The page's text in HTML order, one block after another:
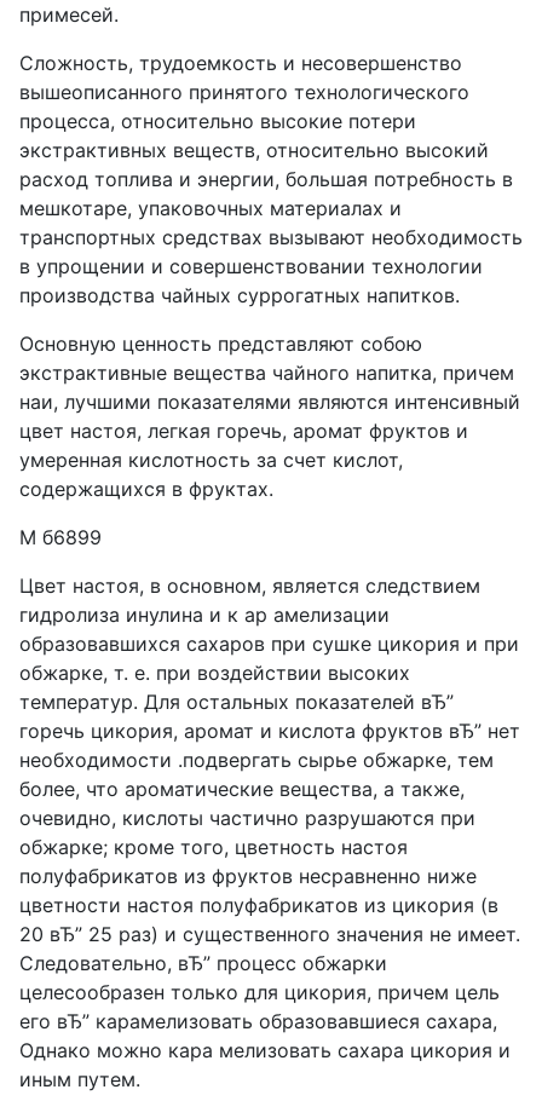
примесей.
Сложность, трудоемкость и несовершенство
вышеописанного принятого технологического
процесса, относительно высокие потери
экстрактивных веществ, относительно высокий
расход топлива и энергии, большая потребность в
мешкотаре, упаковочных материалах и
транспортных средствах вызывают необходимость
в упрощении и совершенствовании технологии
производства чайных суррогатных напитков.
Основную ценность представляют собою
экстрактивные вещества чайного напитка, причем
наи, лучшими показателями являются интенсивный
цвет настоя, легкая горечь, аромат фруктов и
умеренная кислотность за счет кислот,
содержащихся в фруктах.
М б6899
Цвет настоя, в основном, является следствием
гидролиза инулина и к ар амелизации
образовавшихся сахаров при сушке цикория и при
обжарке, т. е. при воздействии высоких
температур. Для остальных показателей вЂ”
горечь цикория, аромат и кислота фруктов вЂ” нет
необходимости .подвергать сырье обжарке, тем
более, что ароматические вещества, а также,
очевидно, кислоты частично разрушаются при
обжарке; кроме того, цветность настоя
полуфабрикатов из фруктов несравненно ниже
цветности настоя полуфабрикатов из цикория (в
20 вЂ” 25 раз) и существенного значения не имеет.
Следовательно, вЂ” процесс обжарки
целесообразен только для цикория, причем цель
его вЂ” карамелизовать образовавшиеся сахара,
Однако можно кара мелизовать сахара цикория и
иным путем.